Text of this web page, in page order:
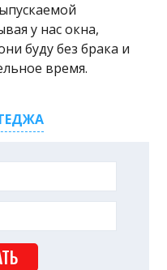
у нас окна,
буду без брака и
время.